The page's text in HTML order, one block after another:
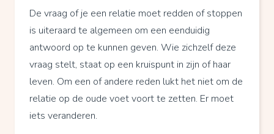
De vraag of je een relatie moet redden of stoppen
is uiteraard te algemeen om een eenduidig
antwoord op te kunnen geven. Wie zichzelf deze
vraag stelt, staat op een kruispunt in zijn of haar
leven. Om een of andere reden lukt het niet om de
relatie op de oude voet voort te zetten. Er moet
iets veranderen.